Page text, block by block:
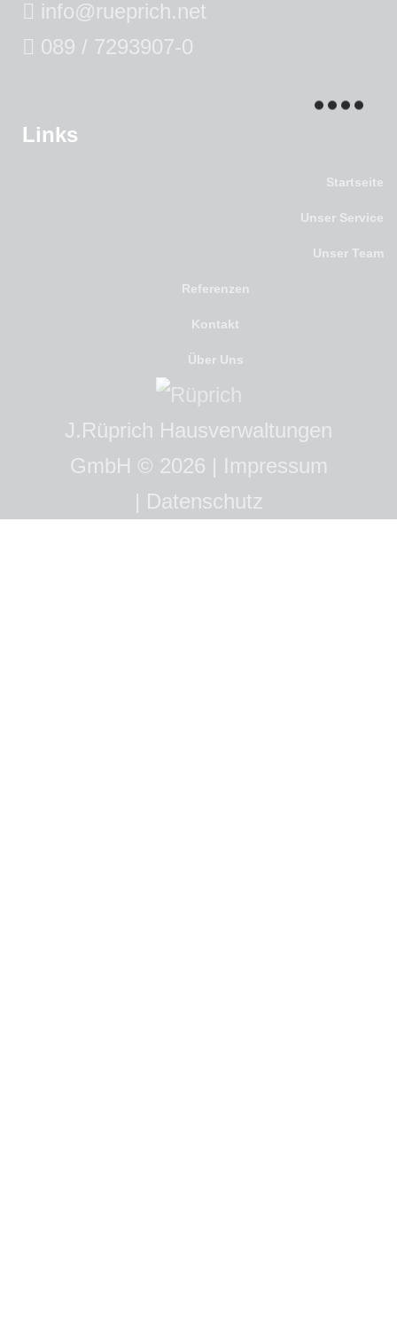
info@rueprich.net
089 / 7293907-0
Links
Startseite
Unser Service
Unser Team
Referenzen
Kontakt
Über Uns
J.Rüprich Hausverwaltungen
GmbH © 2026 | Impressum
| Datenschutz